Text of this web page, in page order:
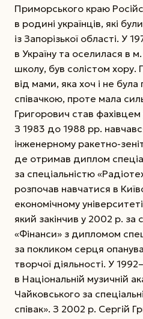
Приморського краю
в родині українців, які
із Запорізької області. У
в Україну та оселилася в
школу, був солістом хору.
від мами, яка хоч і не
співачкою, проте мала
Григорович став фахівцем
З 1983 до 1988 рр.
інженерному ракетно-
де отримав диплом
за спеціальністю
розпочав навчатися в
економічному
який закінчив у 2002 р. за
«Фінанси» з дипломом
за покликом серця
творчої діяльності. У
в Національній музичній
Чайковського за
співак». З 2002 р. Сергій